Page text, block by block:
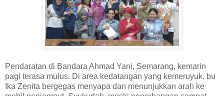
Pendaratan di Bandara Ahmad Yani, Semarang, kemarin
pagi terasa mulus. Di area kedatangan yang kemeruyuk, bu
Ika Zenita bergegas menyapa dan menunjukkan arah ke